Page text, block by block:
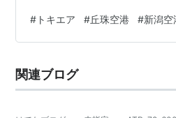
どうにかならんもんかと絞り出
乗って新潟経由で帰る案。 新潟
ら￥8500で売っていたのが、今
ぁ、トキエアに乗ってみたいと
# トキエア #丘珠空港 #新潟空
関連ブログ